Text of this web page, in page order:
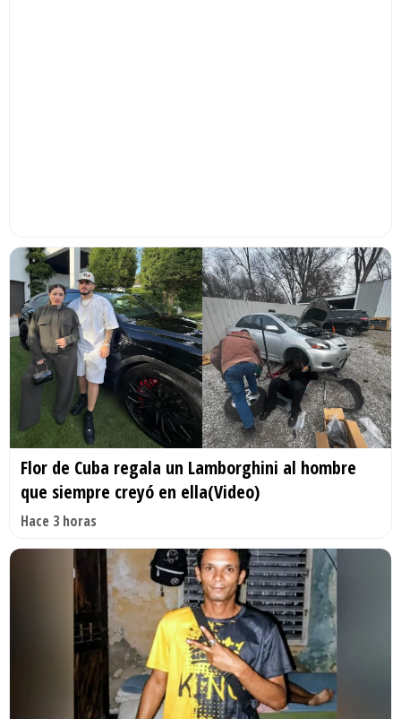
Flor de Cuba regala un Lamborghini al hombre
que siempre creyó en ella(Video)
Hace 3 horas